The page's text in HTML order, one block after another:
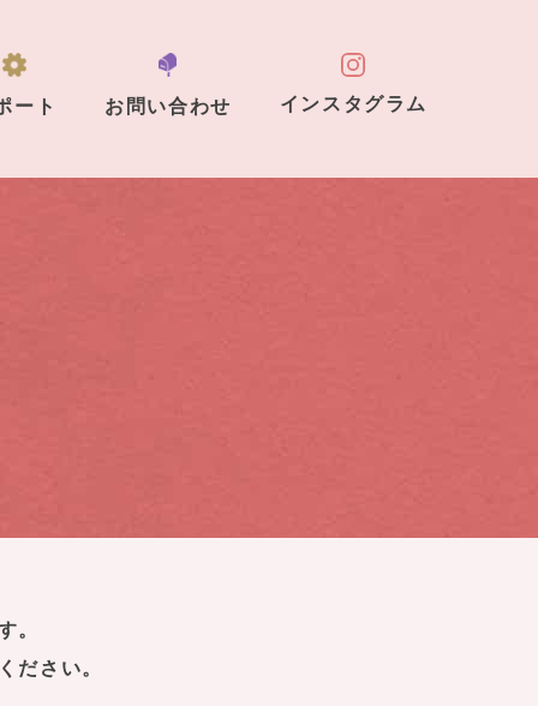
ート お問い合わせ インスタグラム
。
ださい。